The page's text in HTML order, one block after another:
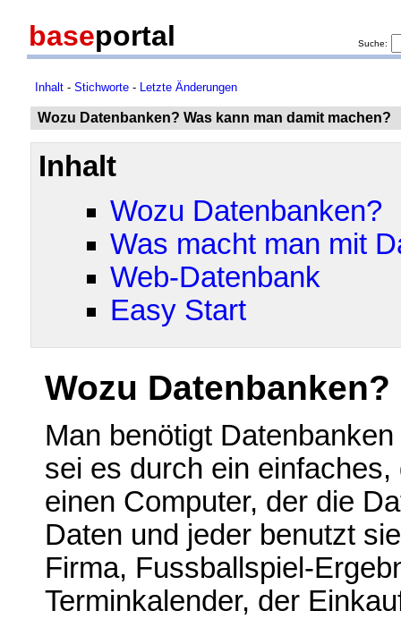
baseportal Suche:
Inhalt - Stichworte - Letzte Änderungen
Wozu Datenbanken? Was kann man damit machen?
Inhalt
Wozu Datenbanken?
Was macht man mit
Web-Datenbank
Easy Start
Wozu Datenbanken?
Man benötigt
sei es durch ein
einen Computer, der die
Daten und jeder benutzt
Firma, Fussballspiel-
Terminkalender, der